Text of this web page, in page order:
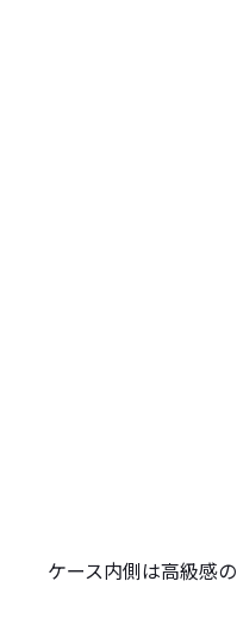
ケース内側は高級感